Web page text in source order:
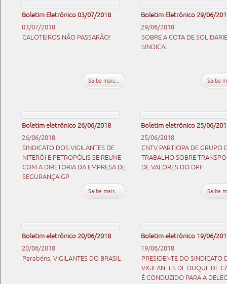
Boletim Eletrônico 03/07/2018
03/07/2018
CALOTEIROS NÃO PASSARÃO!
Saiba mais...
Boletim Eletrônico 29/06/
29/06/2018
SOBRE A COTA DE
SINDICAL
Saiba
Boletim eletrônico 26/06/2018
26/06/2018
SINDICATO DOS VIGILANTES DE
NITERÓI E PETROPÓLIS SE REUNE
COM A DIRETORIA DA EMPRESA DE
SEGURANÇA GP
Saiba mais...
Boletim eletrônico 25/06/
25/06/2018
CNTV PARTICIPA DE GRUPO
TRABALHO SOBRE
DE VALORES DO DPF
Saiba
Boletim eletrônico 20/06/2018
20/06/2018
Parabéns, VIGILANTES DO BRASIL
Boletim eletrônico 19/06/
19/06/2018
PRESIDENTE DO SINDICATO
VIGILANTES DE DUQUE DE
É CONDUZIDO PARA A